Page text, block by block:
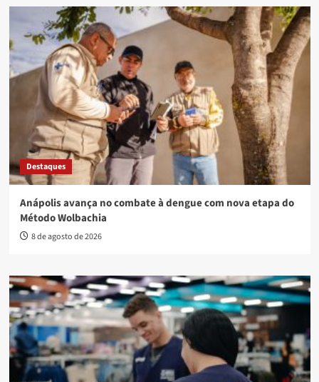
Destaques
Anápolis avança no combate à dengue com nova etapa do
Método Wolbachia
8 de agosto de 2026